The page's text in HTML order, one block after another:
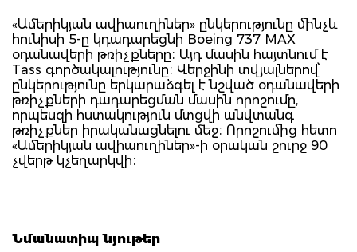
«Ամերիկյան ավիաուղիներ» ընկերությունը մինչև
հունիսի 5-ը կդադարեցնի Boeing 737 MAX
օդանավերի թռիչքները։ Այդ մասին հայտնում է
Tass գործակալությունը։ Վերջինի տվյալներով՝
ընկերությունը երկարաձգել է նշված օդանավերի
թռիչքների դադարեցման մասին որոշումը,
որպեսզի հստակություն մտցվի անվտանգ
թռիչքներ իրականացնելու մեջ։ Որոշումից հետո
«Ամերիկյան ավիաուղիներ»-ի օրական շուրջ 90
չվերթ կչեղարկվի։
Նմանատիպ նյութեր